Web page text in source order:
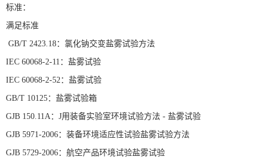
标准：
满足标准
GB/T 2423.18：氯化钠交变盐雾试验方法
IEC 60068-2-11 ：盐雾试验
IEC 60068-2-52：盐雾试验
GB/T 10125：盐雾试验箱
GJB 150.11A： J用装备实验室环境试验方法 - 盐雾试验
GJB 5971-2006：装备环境适应性试验盐雾试验方法
GJB 5729-2006：航空产品环境试验盐雾试验